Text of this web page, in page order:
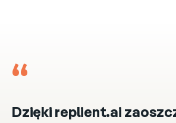
“
Dzięki replient.ai